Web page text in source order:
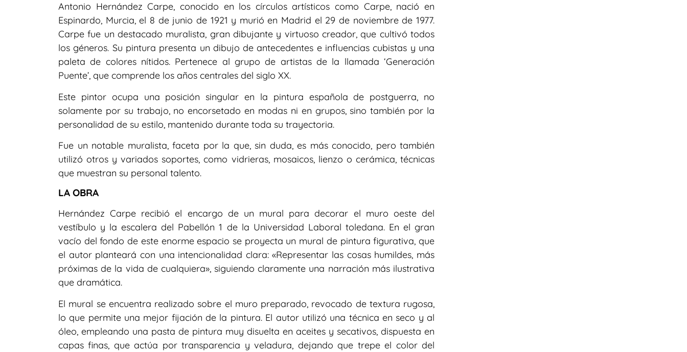
Antonio Hernández Carpe, conocido en los círculos artísticos como Carpe, nació en
Espinardo, Murcia, el 8 de junio de 1921 y murió en Madrid el 29 de noviembre de 1977.
Carpe fue un destacado muralista, gran dibujante y virtuoso creador, que cultivó todos
los géneros. Su pintura presenta un dibujo de antecedentes e influencias cubistas y una
paleta de colores nítidos. Pertenece al grupo de artistas de la llamada ‘Generación
Puente’, que comprende los años centrales del siglo XX.
Este pintor ocupa una posición singular en la pintura española de postguerra, no
solamente por su trabajo, no encorsetado en modas ni en grupos, sino también por la
personalidad de su estilo, mantenido durante toda su trayectoria.
Fue un notable muralista, faceta por la que, sin duda, es más conocido, pero también
utilizó otros y variados soportes, como vidrieras, mosaicos, lienzo o cerámica, técnicas
que muestran su personal talento.
LA OBRA
Hernández Carpe recibió el encargo de un mural para decorar el muro oeste del
vestíbulo y la escalera del Pabellón 1 de la Universidad Laboral toledana. En el gran
vacío del fondo de este enorme espacio se proyecta un mural de pintura figurativa, que
el autor planteará con una intencionalidad clara: «Representar las cosas humildes, más
próximas de la vida de cualquiera», siguiendo claramente una narración más ilustrativa
que dramática.
El mural se encuentra realizado sobre el muro preparado, revocado de textura rugosa,
lo que permite una mejor fijación de la pintura. El autor utilizó una técnica en seco y al
óleo, empleando una pasta de pintura muy disuelta en aceites y secativos, dispuesta en
capas finas, que actúa por transparencia y veladura, dejando que trepe el color del